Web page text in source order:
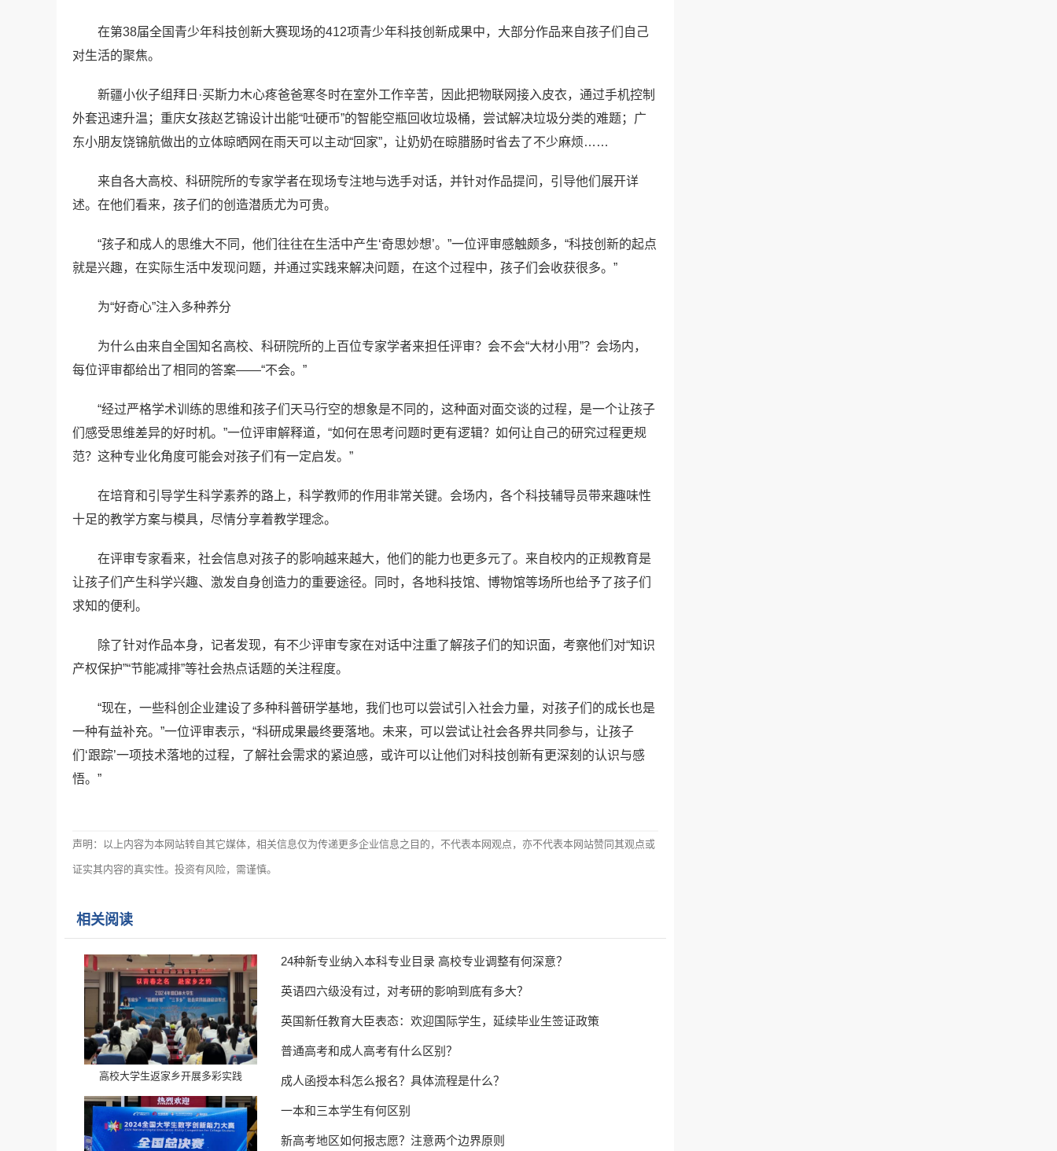
在第38届全国青少年科技创新大赛现场的412项青少年科技创新成果中，大部分作品来自孩子们自己
对生活的聚焦。
新疆小伙子组拜日·买斯力木心疼爸爸寒冬时在室外工作辛苦，因此把物联网接入皮衣，通过手机控制
外套迅速升温；重庆女孩赵艺锦设计出能“吐硬币”的智能空瓶回收垃圾桶，尝试解决垃圾分类的难题；广
东小朋友饶锦航做出的立体晾晒网在雨天可以主动“回家”，让奶奶在晾腊肠时省去了不少麻烦……
来自各大高校、科研院所的专家学者在现场专注地与选手对话，并针对作品提问，引导他们展开详
述。在他们看来，孩子们的创造潜质尤为可贵。
“孩子和成人的思维大不同，他们往往在生活中产生‘奇思妙想’。”一位评审感触颇多，“科技创新的起点
就是兴趣，在实际生活中发现问题，并通过实践来解决问题，在这个过程中，孩子们会收获很多。”
为“好奇心”注入多种养分
为什么由来自全国知名高校、科研院所的上百位专家学者来担任评审？会不会“大材小用”？会场内，
每位评审都给出了相同的答案——“不会。”
“经过严格学术训练的思维和孩子们天马行空的想象是不同的，这种面对面交谈的过程，是一个让孩子
们感受思维差异的好时机。”一位评审解释道，“如何在思考问题时更有逻辑？如何让自己的研究过程更规
范？这种专业化角度可能会对孩子们有一定启发。”
在培育和引导学生科学素养的路上，科学教师的作用非常关键。会场内，各个科技辅导员带来趣味性
十足的教学方案与模具，尽情分享着教学理念。
在评审专家看来，社会信息对孩子的影响越来越大，他们的能力也更多元了。来自校内的正规教育是
让孩子们产生科学兴趣、激发自身创造力的重要途径。同时，各地科技馆、博物馆等场所也给予了孩子们
求知的便利。
除了针对作品本身，记者发现，有不少评审专家在对话中注重了解孩子们的知识面，考察他们对“知识
产权保护”“节能减排”等社会热点话题的关注程度。
“现在，一些科创企业建设了多种科普研学基地，我们也可以尝试引入社会力量，对孩子们的成长也是
一种有益补充。”一位评审表示，“科研成果最终要落地。未来，可以尝试让社会各界共同参与，让孩子
们‘跟踪’一项技术落地的过程，了解社会需求的紧迫感，或许可以让他们对科技创新有更深刻的认识与感
悟。”
声明：以上内容为本网站转自其它媒体，相关信息仅为传递更多企业信息之目的，不代表本网观点，亦不代表本网站赞同其观点或
证实其内容的真实性。投资有风险，需谨慎。
相关阅读
高校大学生返家乡开展多彩实践
24种新专业纳入本科专业目录 高校专业调整有何深意？
英语四六级没有过，对考研的影响到底有多大？
英国新任教育大臣表态：欢迎国际学生，延续毕业生签证政策
普通高考和成人高考有什么区别？
成人函授本科怎么报名？具体流程是什么？
一本和三本学生有何区别
新高考地区如何报志愿？注意两个边界原则